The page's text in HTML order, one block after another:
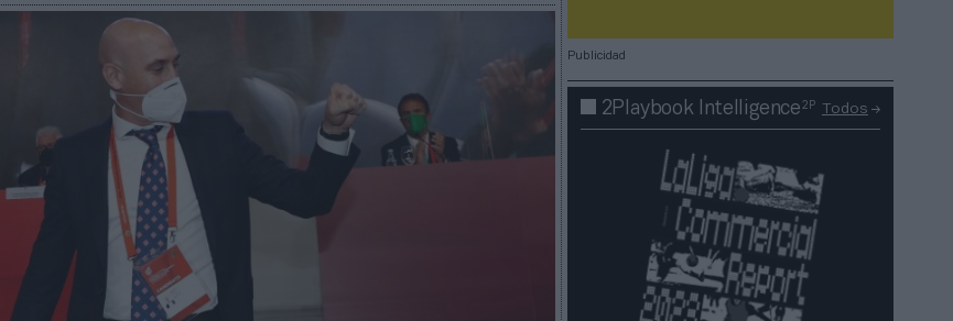
Publicidad
2Playbook Intelligence2P Todos